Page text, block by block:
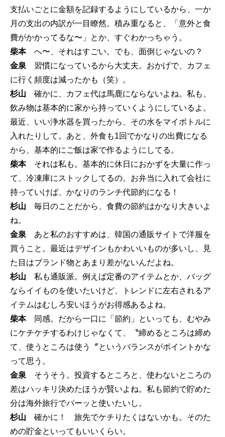
支払いごとに金額を記録するようにしているから、一か
月の支出の内訳が一目瞭然。積み重なると、「意外と食
費がかかってるな〜」とか、すぐわかっちゃう。
柴本へ〜、それはすごい。でも、面倒じゃないの？
金泉 習慣になっているから大丈夫。おかげで、カフェ
に行く頻度は減ったかも（笑）。
杉山 確かに、カフェ代は馬鹿にならないよね。私も、
飲み物は基本的に家から持っていくようにしているよ。
最近、いい浄水器を買ったから、その水をマイボトルに
入れたりして。あと、外食も1回でかなりの出費になる
から、基本的にご飯は家で作るようにしてる。
柴本それは私も。基本的に休日におかずを大量に作っ
て、冷凍庫にストックしてるの。お弁当に入れて会社に
持っていけば、かなりのランチ代節約になる！
杉山 毎日のことだから、食費の節約はかなり大きいよ
ね。
金泉 あと私のおすすめは、韓国の通販サイトで洋服を
買うこと。最近はデザインもかわいいものが多いし、見
た目はブランド物とあまり差がないんだよね。
杉山 私も通販派。例えば定番のアイテムとか、バッグ
ならイイものを使いたいけど、トレンドに左右されるア
イテムはむしろ安いほうがお得感あるよね。
柴本同感。だから一口に「節約」といっても、むやみ
にケチケチするわけじゃなくて、〝締めるところは締め
て、使うところは使う〞というバランスがポイントかな
って思う。
金泉 そうそう。投資するところと、使わないところの
差はハッキリ決めたほうが賢いよね。私も節約で貯めた
分は海外旅行でパーッと使いたいし。
杉山 確かに！ 旅先でケチりたくはないかも。そのた
めの貯金といってもいいくらい。